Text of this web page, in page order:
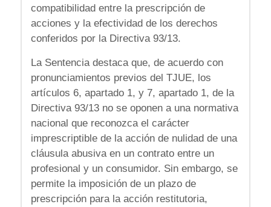
compatibilidad entre la prescripción de
acciones y la efectividad de los derechos
conferidos por la Directiva 93/13.
La Sentencia destaca que, de acuerdo con
pronunciamientos previos del TJUE, los
artículos 6, apartado 1, y 7, apartado 1, de la
Directiva 93/13 no se oponen a una normativa
nacional que reconozca el carácter
imprescriptible de la acción de nulidad de una
cláusula abusiva en un contrato entre un
profesional y un consumidor. Sin embargo, se
permite la imposición de un plazo de
prescripción para la acción restitutoria,